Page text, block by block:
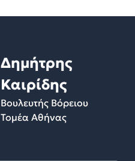
Δημήτρης
Καιρίδης
Βουλευτής Βόρειου
Τομέα Αθήνας